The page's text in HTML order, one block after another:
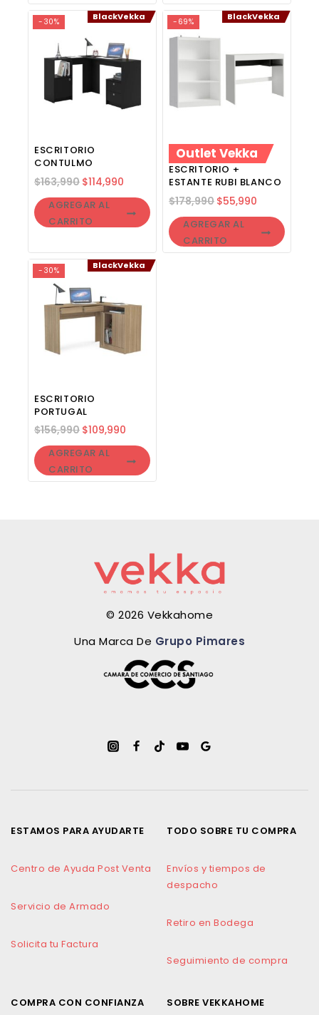
-30% BlackVekka
ESCRITORIO
CONTULMO
$163,990 $114,990
AGREGAR AL
CARRITO
-69% BlackVekka
Outlet Vekka
ESCRITORIO +
ESTANTE RUBI BLANCO
$178,990 $55,990
AGREGAR AL
CARRITO
-30% BlackVekka
ESCRITORIO
PORTUGAL
$156,990 $109,990
AGREGAR AL
CARRITO
© 2026 Vekkahome
Una Marca De Grupo Pimares
ESTAMOS PARA AYUDARTE
Centro de Ayuda Post Venta
Servicio de Armado
Solicita tu Factura
TODO SOBRE TU COMPRA
Envíos y tiempos de
despacho
Retiro en Bodega
Seguimiento de compra
COMPRA CON CONFIANZA SOBRE VEKKAHOME